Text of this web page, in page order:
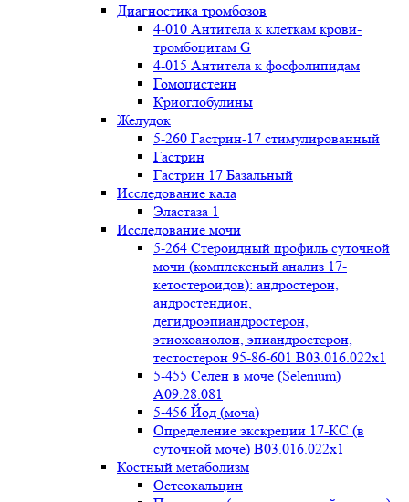
Диагностика тромбозов
4-010 Антитела к клеткам крови-
тромбоцитам G
4-015 Антитела к фосфолипидам
Гомоцистеин
Криоглобулины
Желудок
5-260 Гастрин-17 стимулированный
Гастрин
Гастрин 17 Базальный
Исследование кала
Эластаза 1
Исследование мочи
5-264 Стероидный профиль суточной
мочи (комплексный анализ 17-
кетостероидов): андростерон,
андростендион,
дегидроэпиандростерон,
этиохоанолон, эпиандростерон,
тестостерон 95-86-601 B03.016.022x1
5-455 Селен в моче (Selenium)
A09.28.081
5-456 Йод (моча)
Определение экскреции 17-КС (в
суточной моче) B03.016.022x1
Костный метаболизм
Остеокальцин